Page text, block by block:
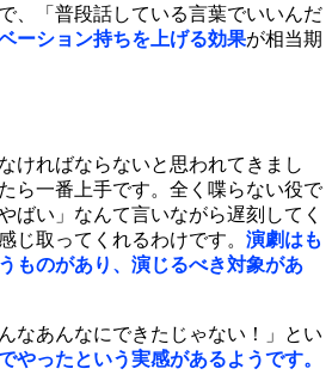
、「普段話している言葉でいいんだ
ーション持ちを上げる効果が相当期
ければならないと思われてきまし
ら一番上手です。全く喋らない役で
ばい」なんて言いながら遅刻してく
取ってくれるわけです。 演劇はも
ものがあり、演じるべき対象があ
なあんなにできたじゃない！」とい
やったという実感があるようです。